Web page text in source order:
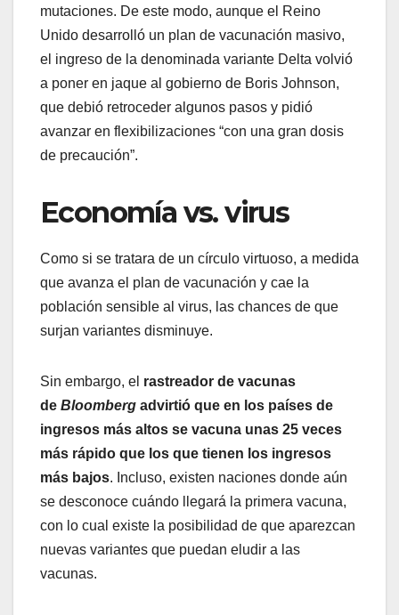
mutaciones. De este modo, aunque el Reino
Unido desarrolló un plan de vacunación masivo,
el ingreso de la denominada variante Delta volvió
a poner en jaque al gobierno de Boris Johnson,
que debió retroceder algunos pasos y pidió
avanzar en flexibilizaciones “con una gran dosis
de precaución”.
Economía vs. virus
Como si se tratara de un círculo virtuoso, a medida
que avanza el plan de vacunación y cae la
población sensible al virus, las chances de que
surjan variantes disminuye.
Sin embargo, el rastreador de vacunas
de Bloomberg advirtió que en los países de
ingresos más altos se vacuna unas 25 veces
más rápido que los que tienen los ingresos
más bajos. Incluso, existen naciones donde aún
se desconoce cuándo llegará la primera vacuna,
con lo cual existe la posibilidad de que aparezcan
nuevas variantes que puedan eludir a las
vacunas.